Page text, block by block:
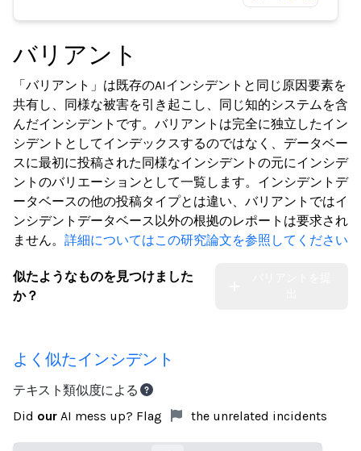
バリアント
「バリアント」は既存のAIインシデントと同じ原因要素を
共有し、同様な被害を引き起こし、同じ知的システムを含
んだインシデントです。バリアントは完全に独立したイン
シデントとしてインデックスするのではなく、データベー
スに最初に投稿された同様なインシデントの元にインシデ
ントのバリエーションとして一覧します。インシデントデ
ータベースの他の投稿タイプとは違い、バリアントではイ
ンシデントデータベース以外の根拠のレポートは要求され
ません。 詳細についてはこの研究論文を参照してください
似たようなものを見つけました
か？
よく似たインシデント
テキスト類似度による
Did our AI mess up? Flag the unrelated incidents